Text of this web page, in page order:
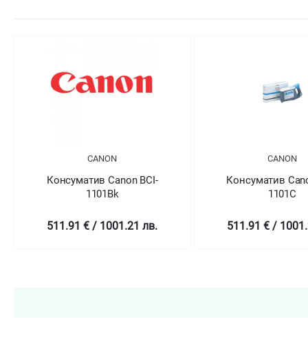
Консуматив Canon BCI-
511.91 € / 1001.21 лв.